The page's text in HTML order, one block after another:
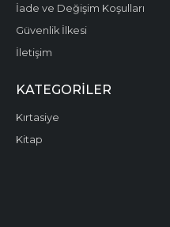
İade ve Değişim Koşulları
Güvenlik İlkesi
İletişim
KATEGORILER
Kırtasiye
Kitap